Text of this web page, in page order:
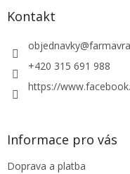
Kontakt
objednavky@
+420 315 691 988
https://
Informace pro vás
Doprava a platba